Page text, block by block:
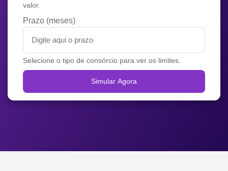
valor.
Prazo (meses)
Selecione o tipo de consórcio para ver os limites.
Simular Agora